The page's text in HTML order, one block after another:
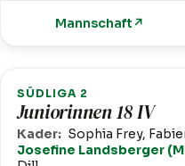
Mannschaft ↗
SÜDLIGA 2
Juniorinnen 18 IV
Kader: Sophia Frey,
Josefine Landsberger